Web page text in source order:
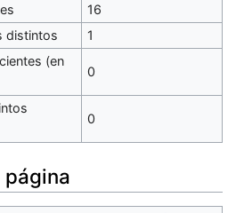
16
distintos
1
(en
0
0
página